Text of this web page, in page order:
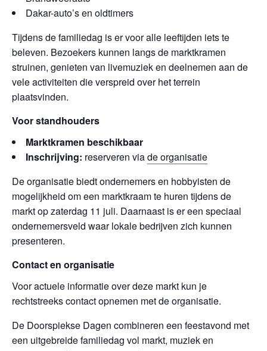
Dakar-auto’s en oldtimers
Tijdens de familiedag is er voor alle leeftijden iets te
beleven. Bezoekers kunnen langs de marktkramen
struinen, genieten van livemuziek en deelnemen aan de
vele activiteiten die verspreid over het terrein
plaatsvinden.
Voor standhouders
Marktkramen beschikbaar
Inschrijving: reserveren viade organisatie
De organisatie biedt ondernemers en hobbyisten de
mogelijkheid om een marktkraam te huren tijdens de
markt op zaterdag 11 juli. Daarnaast is er een speciaal
ondernemersveld waar lokale bedrijven zich kunnen
presenteren.
Contact en organisatie
Voor actuele informatie over deze markt kun je
rechtstreeks contact opnemen met de organisatie.
De Doorspiekse Dagen combineren een feestavond met
een uitgebreide familiedag vol markt, muziek en